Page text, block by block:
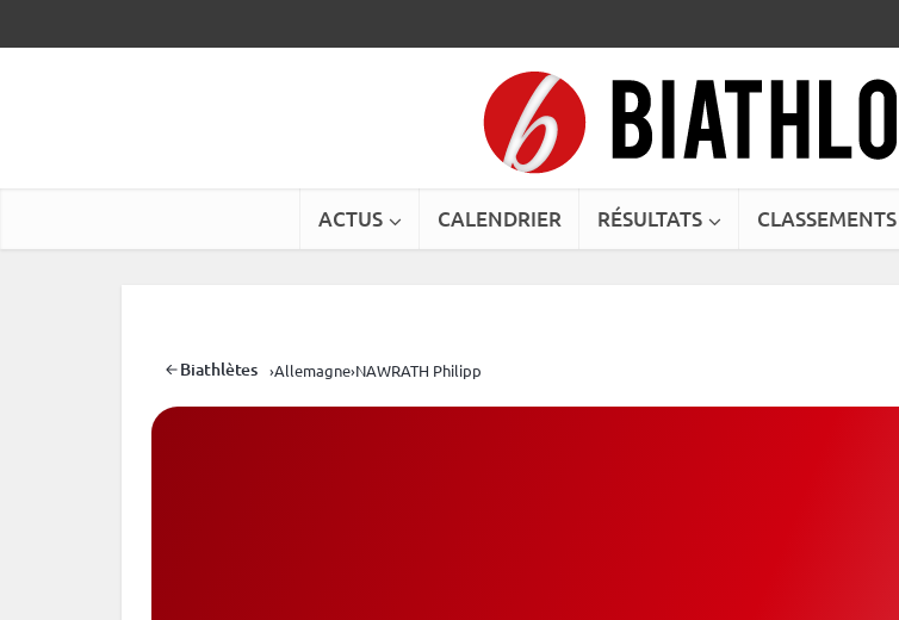
ACTUS CALENDRIER RÉSULTATS CLASSEMENTS
Biathlètes ›Allemagne›NAWRATH Philipp